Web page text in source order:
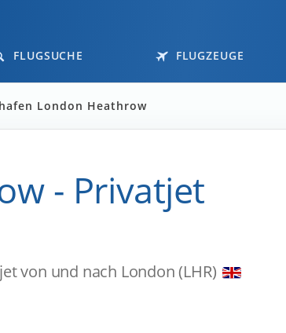
FLUGSUCHE FLUGZEUGE
London Heathrow
- Privatjet
von und nach London (LHR)